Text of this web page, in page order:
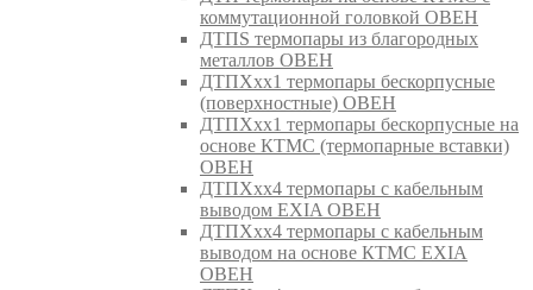
коммутационной головкой ОВЕН
ДТПS термопары из благородных
металлов ОВЕН
ДТПХхх1 термопары бескорпусные
(поверхностные) ОВЕН
ДТПХхх1 термопары бескорпусные на
основе КТМС (термопарные вставки)
ОВЕН
ДТПХхх4 термопары с кабельным
выводом EXIA ОВЕН
ДТПХхх4 термопары с кабельным
выводом на основе КТМС EXIA
ОВЕН